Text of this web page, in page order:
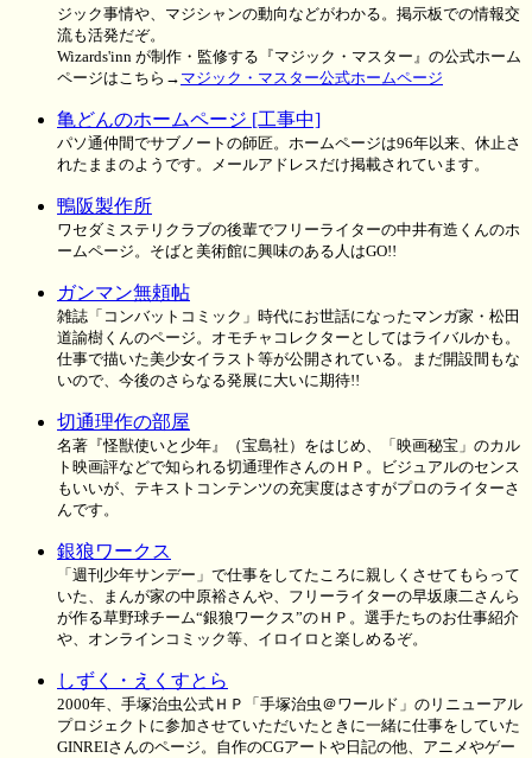
ジック事情や、マジシャンの動向などがわかる。掲示板での情報交
流も活発だぞ。
Wizards'inn が制作・監修する『マジック・マスター』の公式ホーム
ページはこちら→ マジック・マスター公式ホームページ
亀どんのホームページ [工事中]
パソ通仲間でサブノートの師匠。ホームページは96年以来、休止さ
れたままのようです。メールアドレスだけ掲載されています。
鴨阪製作所
ワセダミステリクラブの後輩でフリーライターの中井有造くんのホ
ームページ。そばと美術館に興味のある人はGO!!
ガンマン無頼帖
雑誌「コンバットコミック」時代にお世話になったマンガ家・松田
道諭樹くんのページ。オモチャコレクターとしてはライバルかも。
仕事で描いた美少女イラスト等が公開されている。まだ開設間もな
いので、今後のさらなる発展に大いに期待!!
切通理作の部屋
名著『怪獣使いと少年』（宝島社）をはじめ、「映画秘宝」のカル
ト映画評などで知られる切通理作さんのＨＰ。ビジュアルのセンス
もいいが、テキストコンテンツの充実度はさすがプロのライターさ
んです。
銀狼ワークス
「週刊少年サンデー」で仕事をしてたころに親しくさせてもらって
いた、まんが家の中原裕さんや、フリーライターの早坂康二さんら
が作る草野球チーム“銀狼ワークス”のＨＰ。選手たちのお仕事紹介
や、オンラインコミック等、イロイロと楽しめるぞ。
しずく・えくすとら
2000年、手塚治虫公式ＨＰ「手塚治虫＠ワールド」のリニューアル
プロジェクトに参加させていただいたときに一緒に仕事をしていた
GINREIさんのページ。自作のCGアートや日記の他、アニメやゲー